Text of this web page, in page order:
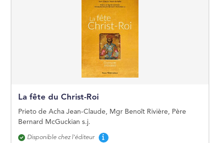
La fête du Christ-Roi
Prieto de Acha Jean-Claude, Mgr Benoît Rivière, Père
Bernard McGuckian s.j.
Disponibilité
Disponible chez l'éditeur